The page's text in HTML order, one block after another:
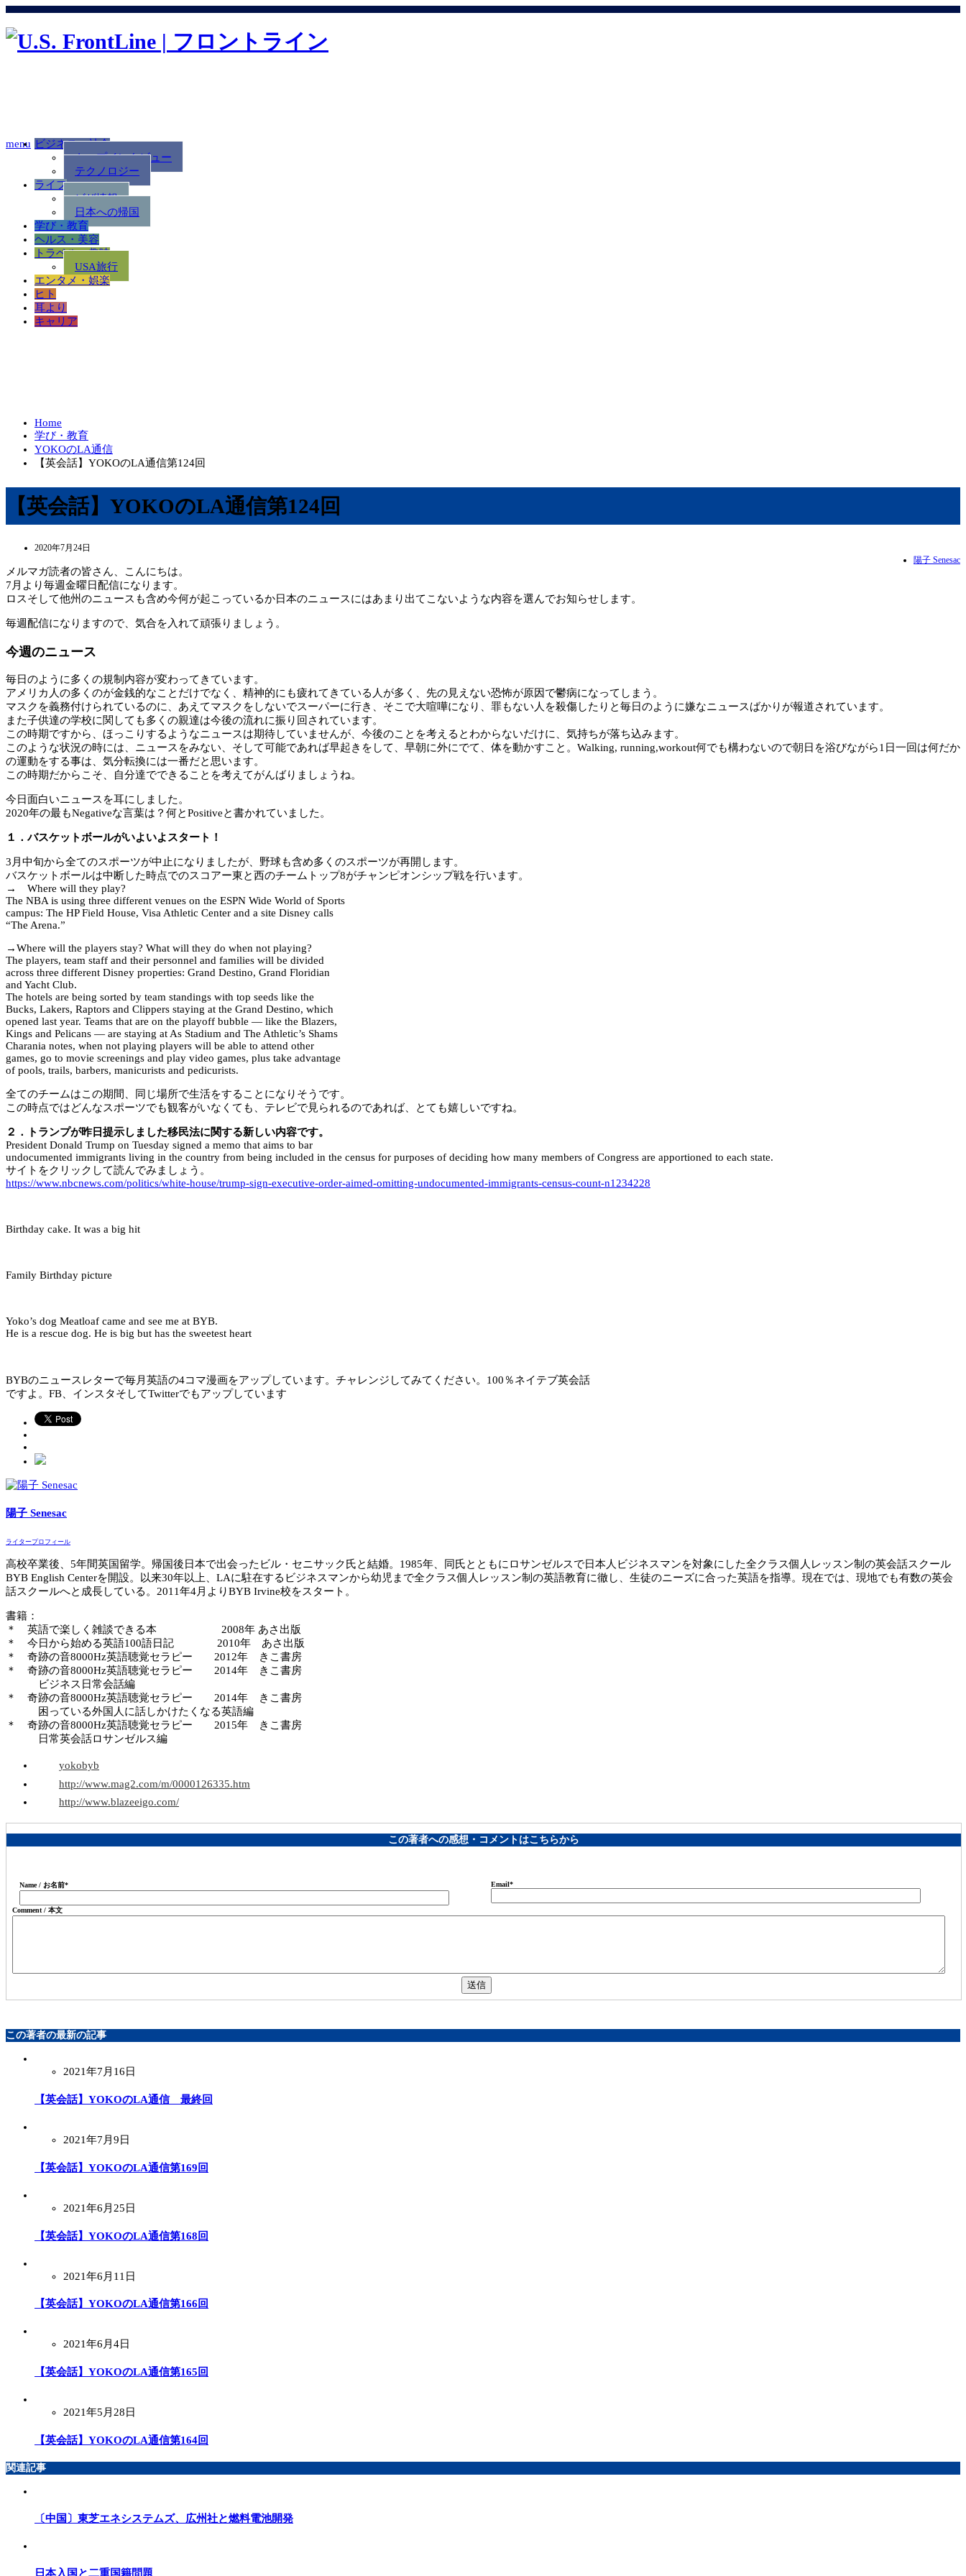
menu ビジネス・社会
トップインタビュー
テクノロジー
ライフ
ビザ情報
日本への帰国
学び・教育
ヘルス・美容
トラベル・趣味
USA旅行
エンタメ・娯楽
ヒト
耳より
キャリア
Home
学び・教育
YOKOのLA通信
【英会話】YOKOのLA通信第124回
【英会話】YOKOのLA通信第124回
2020年7月24日
陽子 Senesac
メルマガ読者の皆さん、こんにちは。
7月より毎週金曜日配信になります。
ロスそして他州のニュースも含め今何が起こっているか日本のニュースにはあまり出てこないような内容を選んでお知らせします。
毎週配信になりますので、気合を入れて頑張りましょう。
今週のニュース
毎日のように多くの規制内容が変わってきています。
アメリカ人の多くのが金銭的なことだけでなく、精神的にも疲れてきている人が多く、先の見えない恐怖が原因で鬱病になってしまう。
マスクを義務付けられているのに、あえてマスクをしないでスーパーに行き、そこで大喧嘩になり、罪もない人を殺傷したりと毎日のように嫌なニュースばかりが報道されています。
また子供達の学校に関しても多くの親達は今後の流れに振り回されています。
この時期ですから、ほっこりするようなニュースは期待していませんが、今後のことを考えるとわからないだけに、気持ちが落ち込みます。
このような状況の時には、ニュースをみない、そして可能であれば早起きをして、早朝に外にでて、体を動かすこと。Walking, running,workout何でも構わないので朝日を浴びながら1日一回は何だか
の運動をする事は、気分転換には一番だと思います。
この時期だからこそ、自分達でできることを考えてがんばりましょうね。
今日面白いニュースを耳にしました。
2020年の最もNegativeな言葉は？何とPositiveと書かれていました。
１．バスケットボールがいよいよスタート！
3月中旬から全てのスポーツが中止になりましたが、野球も含め多くのスポーツが再開します。
バスケットボールは中断した時点でのスコアー東と西のチームトップ8がチャンピオンシップ戦を行います。
→ Where will they play?
The NBA is using three different venues on the ESPN Wide World of Sports
campus: The HP Field House, Visa Athletic Center and a site Disney calls
“The Arena.”
→Where will the players stay? What will they do when not playing?
The players, team staff and their personnel and families will be divided
across three different Disney properties: Grand Destino, Grand Floridian
and Yacht Club.
The hotels are being sorted by team standings with top seeds like the
Bucks, Lakers, Raptors and Clippers staying at the Grand Destino, which
opened last year. Teams that are on the playoff bubble — like the Blazers,
Kings and Pelicans — are staying at As Stadium and The Athletic’s Shams
Charania notes, when not playing players will be able to attend other
games, go to movie screenings and play video games, plus take advantage
of pools, trails, barbers, manicurists and pedicurists.
全てのチームはこの期間、同じ場所で生活をすることになりそうです。
この時点ではどんなスポーツでも観客がいなくても、テレビで見られるのであれば、とても嬉しいですね。
２．トランプが昨日提示しました移民法に関する新しい内容です。
President Donald Trump on Tuesday signed a memo that aims to bar
undocumented immigrants living in the country from being included in the census for purposes of deciding how many members of Congress are apportioned to each state.
サイトをクリックして読んでみましょう。
https://www.nbcnews.com/politics/white-house/trump-sign-executive-order-aimed-omitting-undocumented-immigrants-census-count-n1234228
Birthday cake. It was a big hit
Family Birthday picture
Yoko’s dog Meatloaf came and see me at BYB.
He is a rescue dog. He is big but has the sweetest heart
BYBのニュースレターで毎月英語の4コマ漫画をアップしています。チャレンジしてみてください。100％ネイテブ英会話
ですよ。FB、インスタそしてTwitterでもアップしています
陽子 Senesac
ライタープロフィール
高校卒業後、5年間英国留学。帰国後日本で出会ったビル・セニサック氏と結婚。1985年、同氏とともにロサンゼルスで日本人ビジネスマンを対象にした全クラス個人レッスン制の英会話スクール
BYB English Centerを開設。以来30年以上、LAに駐在するビジネスマンから幼児まで全クラス個人レッスン制の英語教育に徹し、生徒のニーズに合った英語を指導。現在では、現地でも有数の英会
話スクールへと成長している。2011年4月よりBYB Irvine校をスタート。
書籍：
＊ 英語で楽しく雑談できる本 2008年 あさ出版
＊ 今日から始める英語100語日記 2010年 あさ出版
＊ 奇跡の音8000Hz英語聴覚セラピー 2012年 きこ書房
＊ 奇跡の音8000Hz英語聴覚セラピー 2014年 きこ書房
ビジネス日常会話編
＊ 奇跡の音8000Hz英語聴覚セラピー 2014年 きこ書房
困っている外国人に話しかけたくなる英語編
＊ 奇跡の音8000Hz英語聴覚セラピー 2015年 きこ書房
日常英会話ロサンゼルス編
yokobyb
http://www.mag2.com/m/0000126335.htm
http://www.blazeeigo.com/
この著者への感想・コメントはこちらから
Name / お名前* Email*
Comment / 本文
この著者の最新の記事
2021年7月16日
【英会話】YOKOのLA通信 最終回
2021年7月9日
【英会話】YOKOのLA通信第169回
2021年6月25日
【英会話】YOKOのLA通信第168回
2021年6月11日
【英会話】YOKOのLA通信第166回
2021年6月4日
【英会話】YOKOのLA通信第165回
2021年5月28日
【英会話】YOKOのLA通信第164回
関連記事
〔中国〕東芝エネシステムズ、広州社と燃料電池開発
日本入国と二重国籍問題